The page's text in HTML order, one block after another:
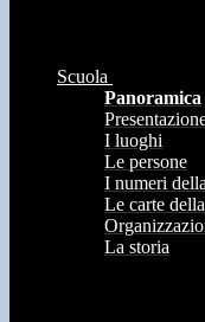
Scuola
Panoramica
I luoghi
Le persone
I numeri
Le carte
La storia